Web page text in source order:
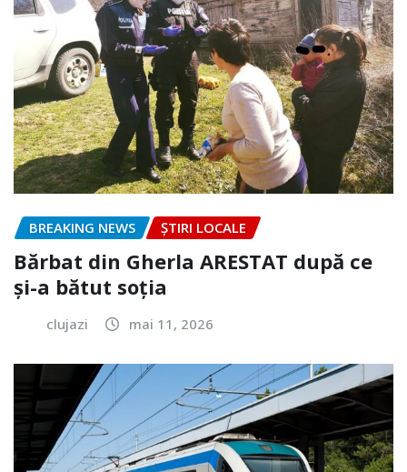
BREAKING NEWS ȘTIRI LOCALE
Bărbat din Gherla ARESTAT după ce
și-a bătut soția
clujazi mai 11, 2026